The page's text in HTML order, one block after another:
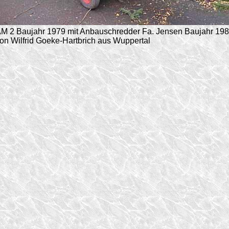
2 Baujahr 1979 mit Anbauschredder Fa. Jensen Baujahr
Wilfrid Goeke-Hartbrich aus Wuppertal